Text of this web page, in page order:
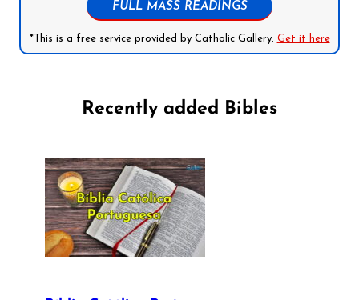
FULL MASS READINGS
*This is a free service provided by Catholic Gallery. Get it here
Recently added Bibles